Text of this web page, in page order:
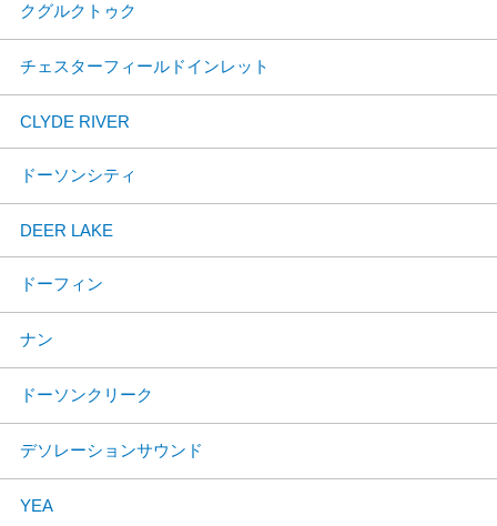
クグルクトゥク
チェスターフィールドインレット
CLYDE RIVER
ドーソンシティ
DEER LAKE
ドーフィン
ナン
ドーソンクリーク
デソレーションサウンド
YEA